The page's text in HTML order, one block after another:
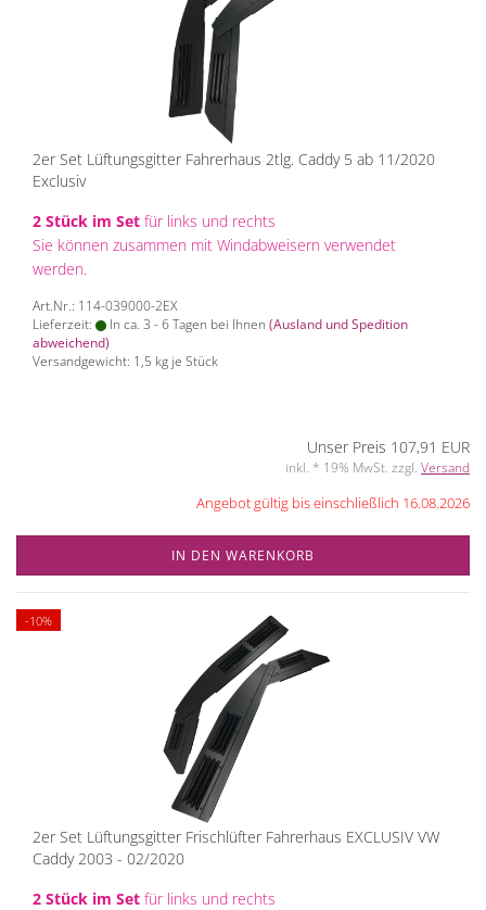
2er Set Lüftungsgitter Fahrerhaus 2tlg. Caddy 5 ab 11/2020
Exclusiv
2 Stück im Set für links und rechts
Sie können zusammen mit Windabweisern verwendet
werden.
Art.Nr.: 114-039000-2EX
Lieferzeit:
In ca. 3 - 6 Tagen bei Ihnen (Ausland und Spedition
abweichend)
Versandgewicht: 1,5 kg je Stück
Unser Preis 107,91 EUR
inkl. * 19% MwSt. zzgl. Versand
Angebot gültig bis einschließlich 16.08.2026
IN DEN WARENKORB
-10%
2er Set Lüftungsgitter Frischlüfter Fahrerhaus EXCLUSIV VW
Caddy 2003 - 02/2020
2 Stück im Set für links und rechts